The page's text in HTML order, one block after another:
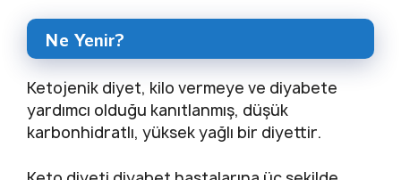
Ne Yenir?
Ketojenik diyet, kilo vermeye ve diyabete
yardımcı olduğu kanıtlanmış, düşük
karbonhidratlı, yüksek yağlı bir diyettir.